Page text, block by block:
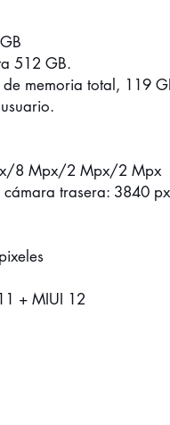
512 GB.
memoria total, 119
8 Mpx/2 Mpx/2 Mpx
cámara trasera: 3840
+ MIUI 12